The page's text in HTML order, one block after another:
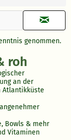
genommen.
roh
an der
Atlantikküste
Bowls & mehr
Vitaminen